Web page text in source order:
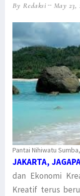
By Redaksi May 23,
Pantai Nihiwatu
JAKARTA,
dan Ekonomi
Kreatif terus